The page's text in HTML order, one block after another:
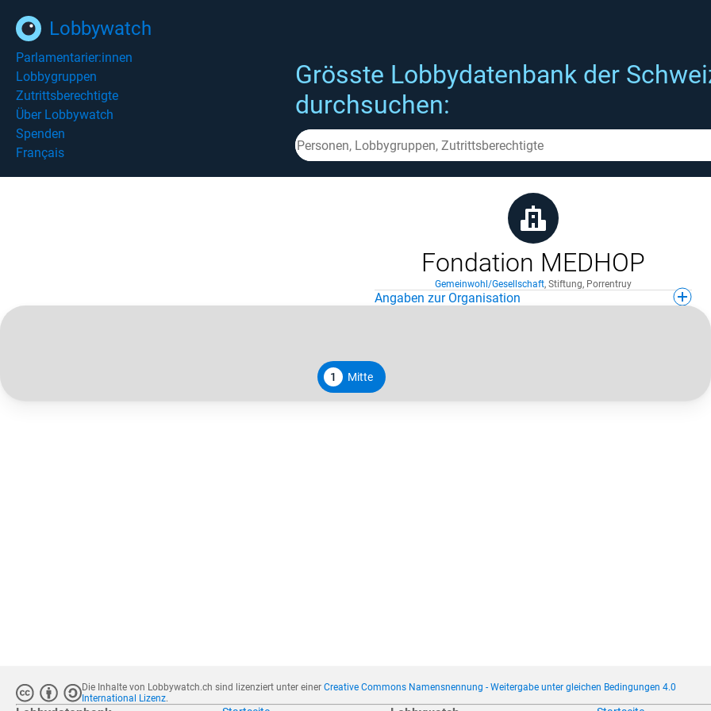
Lobbywatch
Parlamentarier:innen
Lobbygruppen
Zutrittsberechtigte
Über Lobbywatch
Spenden
Français
Grösste Lobbydatenbank der
durchsuchen:
Fondation MEDHOP
Gemeinwohl/Gesellschaft, Stiftung, Porrentruy
Angaben zur Organisation
1 Mitte
Die Inhalte von Lobbywatch.ch sind lizenziert unter einerCreative Commons Namensnennung - Weitergabe unter gleichen Bedingungen 4.0
International Lizenz.